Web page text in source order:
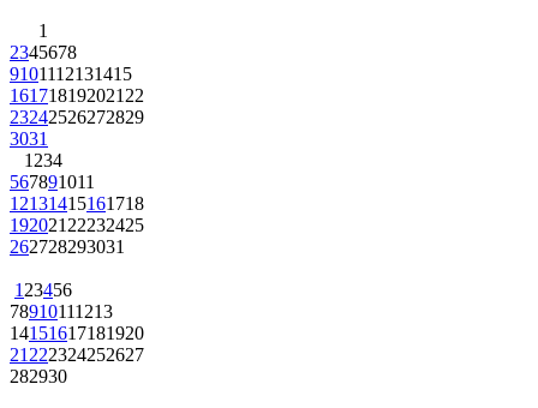
1
2345678
9101112131415
161718192021 22
23242526272829
3031
1 234
567891011
12131415161718
192021 22232425
262728293031
1 23456
78910111213
14151617181920
21 222324252627
282930